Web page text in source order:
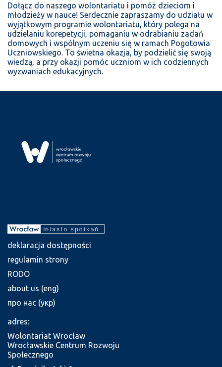
Dołącz do naszego wolontariatu i pomóż dzieciom i
młodzieży w nauce! Serdecznie zapraszamy do udziału w
wyjątkowym programie wolontariatu, który polega na
udzielaniu korepetycji, pomaganiu w odrabianiu zadań
domowych i wspólnym uczeniu się w ramach Pogotowia
Uczniowskiego. To świetna okazja, by podzielić się swoją
wiedzą, a przy okazji pomóc uczniom w ich codziennych
wyzwaniach edukacyjnych.
deklaracja dostępności
regulamin strony
RODO
about us (eng)
про нас (укр)
adres:
Wolontariat Wrocław
Wrocławskie Centrum Rozwoju
Społecznego